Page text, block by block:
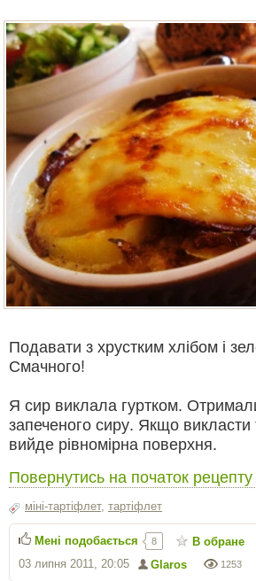
Подавати з хрустким хлібом і
Смачного!
Я сир виклала гуртком.
запеченого сиру. Якщо викласти
вийде рівномірна поверхня.
Повернутись на початок рецепту
міні-тартіфлет, тартіфлет
1253
Glaros
03 липня 2011, 20:05
Мені подобається 8 В обране